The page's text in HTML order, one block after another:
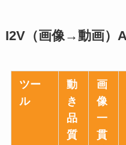
I2V（画像→動画）
ツー
ル
動
き
品
質
画
像
一
貫